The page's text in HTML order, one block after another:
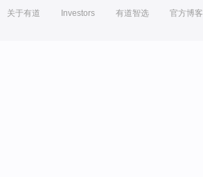
关于有道 Investors 有道智选 官方博客